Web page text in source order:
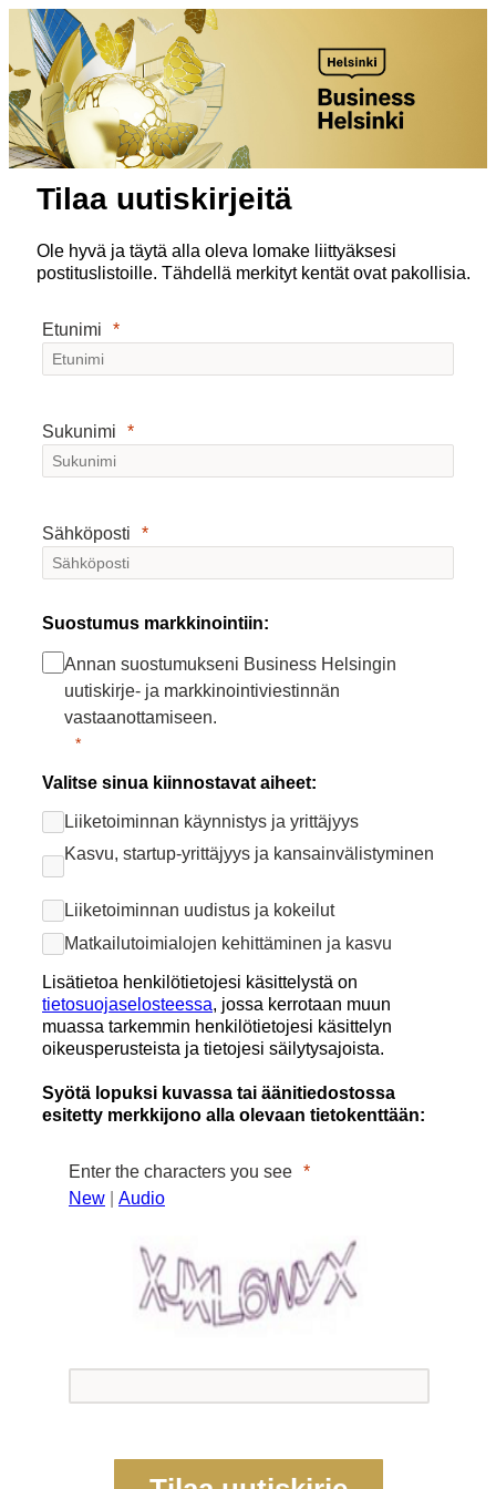
Tilaa uutiskirjeitä
Ole hyvä ja täytä alla oleva lomake liittyäksesi
postituslistoille. Tähdellä merkityt kentät ovat pakollisia.
Etunimi
Sukunimi
Sähköposti
Suostumus markkinointiin:
Annan suostumukseni Business Helsingin
uutiskirje- ja markkinointiviestinnän
vastaanottamiseen.
Valitse sinua kiinnostavat aiheet:
Liiketoiminnan käynnistys ja yrittäjyys
Kasvu, startup-yrittäjyys ja kansainvälistyminen
Liiketoiminnan uudistus ja kokeilut
Matkailutoimialojen kehittäminen ja kasvu
Lisätietoa henkilötietojesi käsittelystä on
tietosuojaselosteessa, jossa kerrotaan muun
muassa tarkemmin henkilötietojesi käsittelyn
oikeusperusteista ja tietojesi säilytysajoista.
Syötä lopuksi kuvassa tai äänitiedostossa
esitetty merkkijono alla olevaan tietokenttään:
Enter the characters you see
New
Audio